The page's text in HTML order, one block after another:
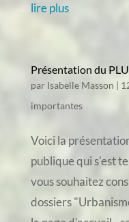
lire plus
Présentation du PLU
par Isabelle Masson |
importantes
Voici la
publique qui s'est
vous souhaitez
dossiers